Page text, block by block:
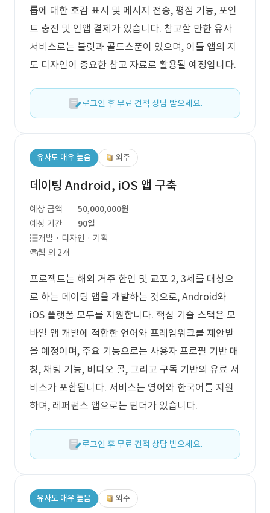
룹에 대한 호감 표시 및 메시지 전송, 평점 기능, 포인
트 충전 및 인앱 결제가 있습니다. 참고할 만한 유사
서비스로는 블릿과 골드스푼이 있으며, 이들 앱의 지
도 디자인이 중요한 참고 자료로 활용될 예정입니다.
로그인 후 무료 견적 상담 받으세요.
유사도 매우 높음 외주
데이팅 Android, iOS 앱 구축
예상 금액
50,000,000원
예상 기간
90일
개발 · 디자인 · 기획
웹 외 2개
프로젝트는 해외 거주 한인 및 교포 2, 3세를 대상으
로 하는 데이팅 앱을 개발하는 것으로, Android와
iOS 플랫폼 모두를 지원합니다. 핵심 기술 스택은 모
바일 앱 개발에 적합한 언어와 프레임워크를 제안받
을 예정이며, 주요 기능으로는 사용자 프로필 기반 매
칭, 채팅 기능, 비디오 콜, 그리고 구독 기반의 유료 서
비스가 포함됩니다. 서비스는 영어와 한국어를 지원
하며, 레퍼런스 앱으로는 틴더가 있습니다.
로그인 후 무료 견적 상담 받으세요.
유사도 매우 높음 외주